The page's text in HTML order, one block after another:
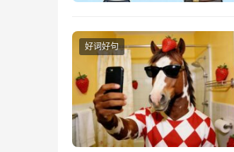
好词好句